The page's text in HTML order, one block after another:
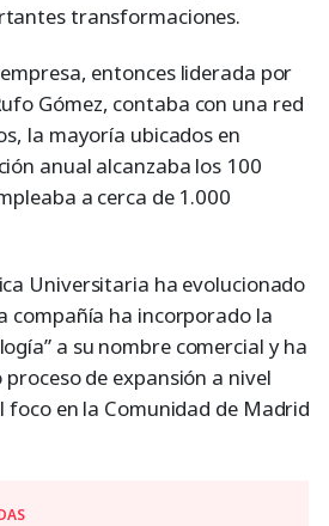
transformaciones.
entonces liderada por
Gómez, contaba con una red
la mayoría ubicados en
anual alcanzaba los 100
a cerca de 1.000
Universitaria ha evolucionado
compañía ha incorporado la
a su nombre comercial y ha
de expansión a nivel
foco en la Comunidad de Madrid